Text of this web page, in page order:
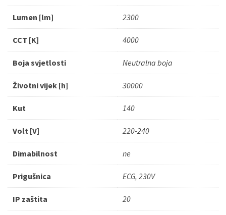
Lumen [lm] 2300
CCT [K] 4000
Boja svjetlosti Neutralna boja
Životni vijek [h] 30000
Kut 140
Volt [V] 220-240
Dimabilnost ne
Prigušnica ECG, 230V
IP zaštita 20